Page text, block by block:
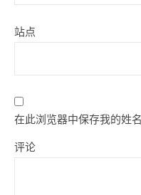
站点
在此浏览器中保存我的姓
评论